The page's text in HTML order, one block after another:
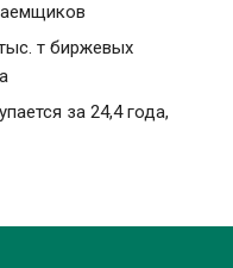
т биржевых
за 24,4 года,